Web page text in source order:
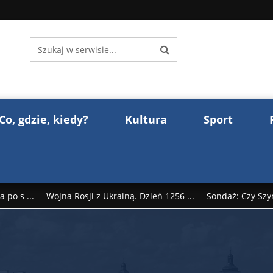
Co, gdzie, kiedy? Kultura Sport
po s ... Wojna Rosji z Ukrainą. Dzień 1256 ... Sondaż: Czy